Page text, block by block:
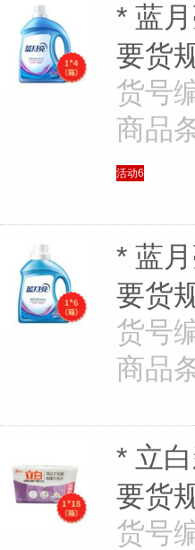
* 蓝
要货
货号
商品
活动6
* 蓝
要货
货号
商品
* 立
要货
货号